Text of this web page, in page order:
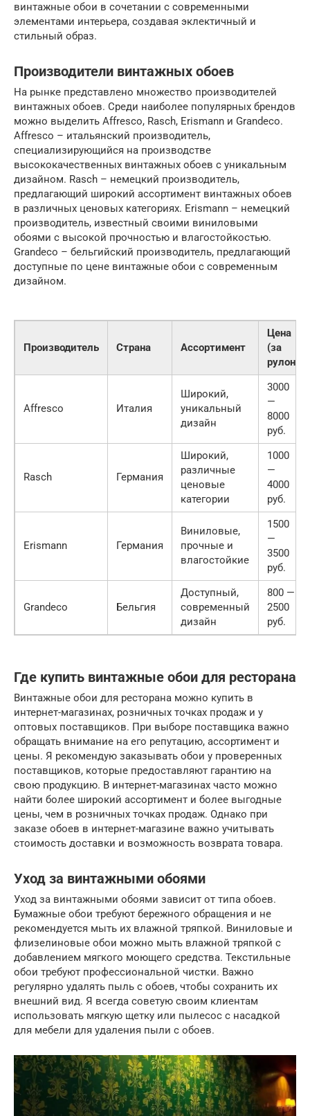
винтажные обои в сочетании с современными
элементами интерьера, создавая эклектичный и
стильный образ.
Производители винтажных обоев
На рынке представлено множество производителей
винтажных обоев. Среди наиболее популярных брендов
можно выделить Affresco, Rasch, Erismann и Grandeco.
Affresco – итальянский производитель,
специализирующийся на производстве
высококачественных винтажных обоев с уникальным
дизайном. Rasch – немецкий производитель,
предлагающий широкий ассортимент винтажных обоев
в различных ценовых категориях. Erismann – немецкий
производитель, известный своими виниловыми
обоями с высокой прочностью и влагостойкостью.
Grandeco – бельгийский производитель, предлагающий
доступные по цене винтажные обои с современным
дизайном.
Производитель Страна Ассортимент
Цена
(за
рулон)
Affresco Италия
Широкий,
уникальный
дизайн
3000
—
8000
руб.
Rasch Германия
Широкий,
различные
ценовые
категории
1000
—
4000
руб.
Erismann Германия
Виниловые,
прочные и
влагостойкие
1500
—
3500
руб.
Grandeco Бельгия
Доступный,
современный
дизайн
800 —
2500
руб.
Где купить винтажные обои для ресторана
Винтажные обои для ресторана можно купить в
интернет-магазинах, розничных точках продаж и у
оптовых поставщиков. При выборе поставщика важно
обращать внимание на его репутацию, ассортимент и
цены. Я рекомендую заказывать обои у проверенных
поставщиков, которые предоставляют гарантию на
свою продукцию. В интернет-магазинах часто можно
найти более широкий ассортимент и более выгодные
цены, чем в розничных точках продаж. Однако при
заказе обоев в интернет-магазине важно учитывать
стоимость доставки и возможность возврата товара.
Уход за винтажными обоями
Уход за винтажными обоями зависит от типа обоев.
Бумажные обои требуют бережного обращения и не
рекомендуется мыть их влажной тряпкой. Виниловые и
флизелиновые обои можно мыть влажной тряпкой с
добавлением мягкого моющего средства. Текстильные
обои требуют профессиональной чистки. Важно
регулярно удалять пыль с обоев, чтобы сохранить их
внешний вид. Я всегда советую своим клиентам
использовать мягкую щетку или пылесос с насадкой
для мебели для удаления пыли с обоев.